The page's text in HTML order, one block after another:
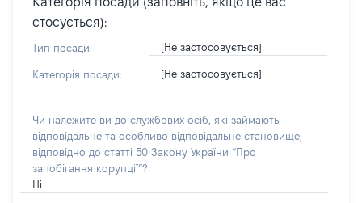
стосується):
Тип посади: [Не застосовується]
Категорія посади: [Не застосовується]
Чи належите ви до службових осіб, які займають
відповідальне та особливо відповідальне становище,
відповідно до статті 50 Закону України “Про
запобігання корупції”?
Ні